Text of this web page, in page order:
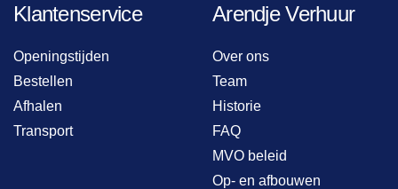
Klantenservice
Openingstijden
Bestellen
Afhalen
Transport
Arendje Verhuur
Over ons
Team
Historie
FAQ
MVO beleid
Op- en afbouwen